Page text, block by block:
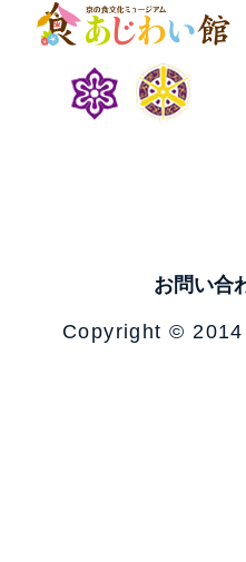
お問い合
Copyright © 2014